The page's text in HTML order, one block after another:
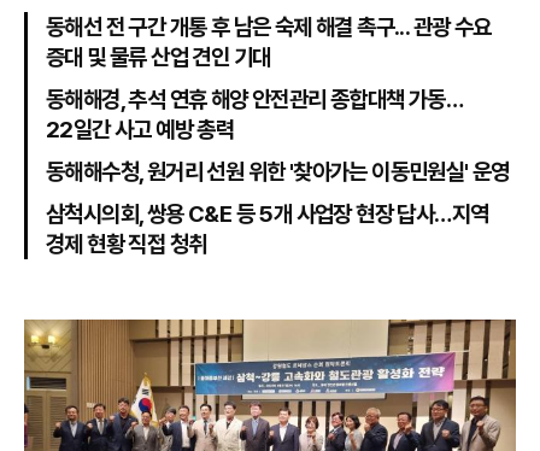
동해선 전 구간 개통 후 남은 숙제 해결 촉구... 관광 수요
증대 및 물류 산업 견인 기대
동해해경, 추석 연휴 해양 안전관리 종합대책 가동…
22일간 사고 예방 총력
동해해수청, 원거리 선원 위한 '찾아가는 이동민원실' 운영
삼척시의회, 쌍용 C&E 등 5개 사업장 현장 답사…지역
경제 현황 직접 청취